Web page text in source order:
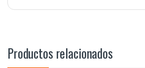
Productos relacionados